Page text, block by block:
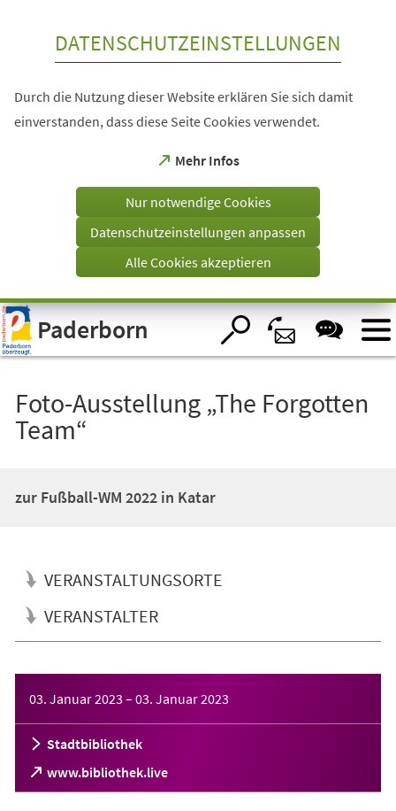
Visuelle
Assistenzsoftware
öffnen.
DATENSCHUTZEINSTELLUNGEN
Durch die Nutzung dieser Website erklären Sie sich damit
einverstanden, dass diese Seite Cookies verwendet.
Mehr Infos
(Öffnet
einem
Tab)
Nur notwendige Cookies
Datenschutzeinstellungen anpassen
Alle Cookies akzeptieren
Paderborn
Foto-Ausstellung „The Forgotten
Team“
zur Fußball-WM 2022 in Katar
VERANSTALTUNGSORTE
VERANSTALTER
03. Januar 2023 – 03. Januar 2023
Stadtbibliothek
www.bibliothek.live
(Öffnet
in